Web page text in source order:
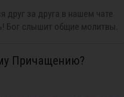
друг за друга в нашем чате
Бог слышит общие молитвы.
Причащению?